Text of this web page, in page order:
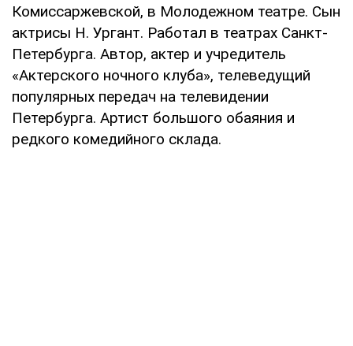
Комиссаржевской, в Молодежном театре. Сын
актрисы Н. Ургант. Работал в театрах Санкт-
Петербурга. Автор, актер и учредитель
«Актерского ночного клуба», телеведущий
популярных передач на телевидении
Петербурга. Артист большого обаяния и
редкого комедийного склада.